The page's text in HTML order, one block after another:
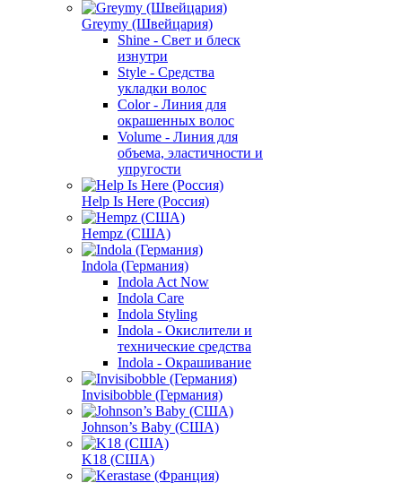
Greymy (Швейцария)
Shine - Свет и блеск
изнутри
Style - Средства
укладки волос
Color - Линия для
окрашенных волос
Volume - Линия для
объема, эластичности и
упругости
Help Is Here (Россия)
Hempz (США)
Indola (Германия)
Indola Act Now
Indola Care
Indola Styling
Indola - Окислители и
технические средства
Indola - Окрашивание
Invisibobble (Германия)
Johnson’s Baby (США)
K18 (США)